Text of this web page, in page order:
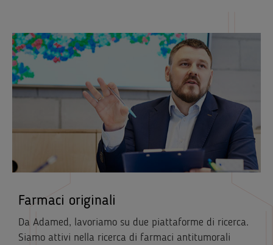
Farmaci originali
Da Adamed, lavoriamo su due piattaforme di ricerca.
Siamo attivi nella ricerca di farmaci antitumorali